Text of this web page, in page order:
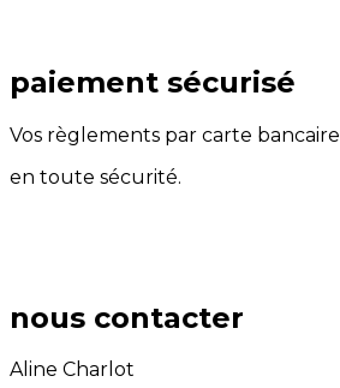
paiement sécurisé
Vos règlements par carte bancaire
en toute sécurité.
nous contacter
Aline Charlot